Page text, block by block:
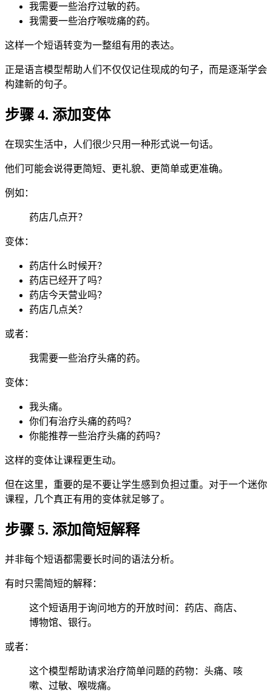
我需要一些治疗过敏的药。
我需要一些治疗喉咙痛的药。
这样一个短语转变为一整组有用的表达。
正是语言模型帮助人们不仅仅记住现成的句子，而是逐渐学会
构建新的句子。
步骤 4. 添加变体
在现实生活中，人们很少只用一种形式说一句话。
他们可能会说得更简短、更礼貌、更简单或更准确。
例如：
药店几点开？
变体：
药店什么时候开？
药店已经开了吗？
药店今天营业吗？
药店几点关？
或者：
我需要一些治疗头痛的药。
变体：
我头痛。
你们有治疗头痛的药吗？
你能推荐一些治疗头痛的药吗？
这样的变体让课程更生动。
但在这里，重要的是不要让学生感到负担过重。对于一个迷你
课程，几个真正有用的变体就足够了。
步骤 5. 添加简短解释
并非每个短语都需要长时间的语法分析。
有时只需简短的解释：
这个短语用于询问地方的开放时间：药店、商店、
博物馆、银行。
或者：
这个模型帮助请求治疗简单问题的药物：头痛、咳
嗽、过敏、喉咙痛。